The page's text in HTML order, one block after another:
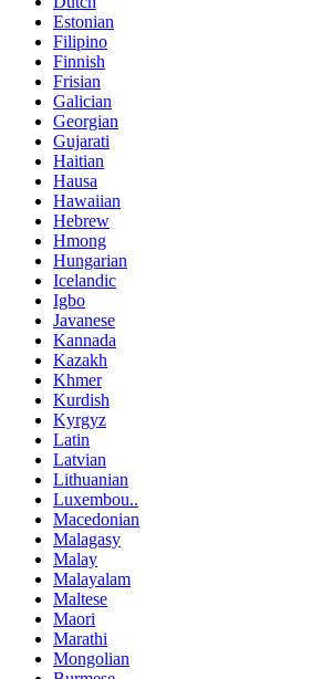
Estonian
Filipino
Finnish
Frisian
Galician
Georgian
Gujarati
Haitian
Hausa
Hawaiian
Hebrew
Hmong
Hungarian
Icelandic
Igbo
Javanese
Kannada
Kazakh
Khmer
Kurdish
Kyrgyz
Latin
Latvian
Lithuanian
Luxembou..
Macedonian
Malagasy
Malay
Malayalam
Maltese
Maori
Marathi
Mongolian